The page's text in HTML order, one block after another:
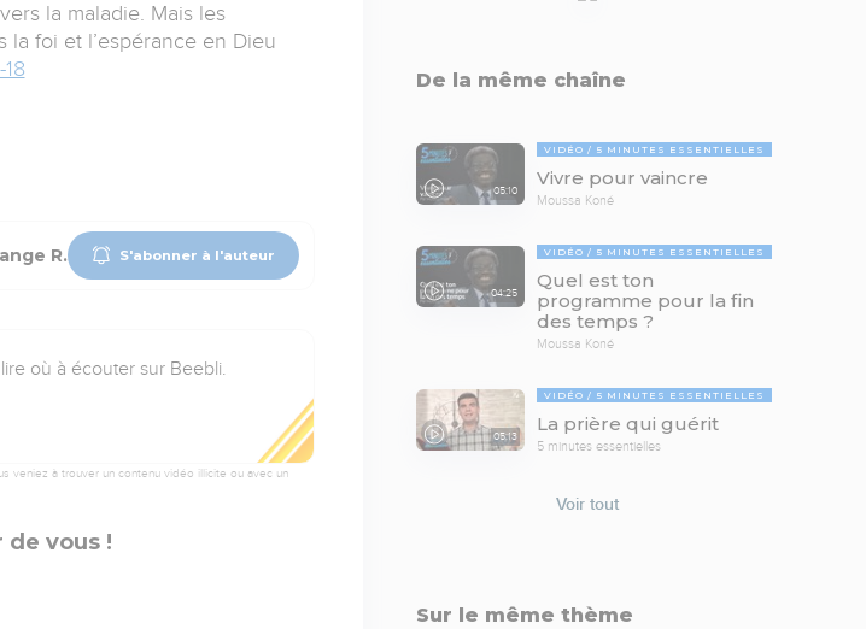
la maladie. Mais les
foi et l’espérance en Dieu
R. S'abonner à l'auteur
où à écouter sur Beebli.
veniez à trouver un contenu vidéo illicite ou avec un
de vous !
De la même chaîne
05:10
VIDÉO 5 MINUTES ESSENTIELLES
Vivre pour vaincre
Moussa Koné
04:25
VIDÉO 5 MINUTES ESSENTIELLES
Quel est ton
programme pour la fin
des temps ?
Moussa Koné
05:13
VIDÉO 5 MINUTES ESSENTIELLES
La prière qui guérit
5 minutes essentielles
Voir tout
Sur le même thème